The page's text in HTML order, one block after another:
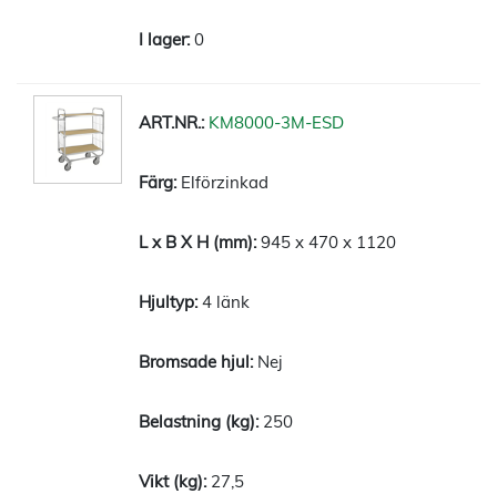
0
KM8000-3M-ESD
Elförzinkad
945 x 470 x 1120
4 länk
Nej
250
27,5